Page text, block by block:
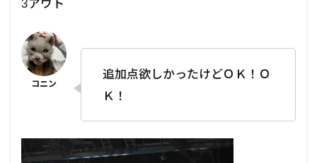
追加点欲しかったけどＯＫ！Ｏ
Ｋ！